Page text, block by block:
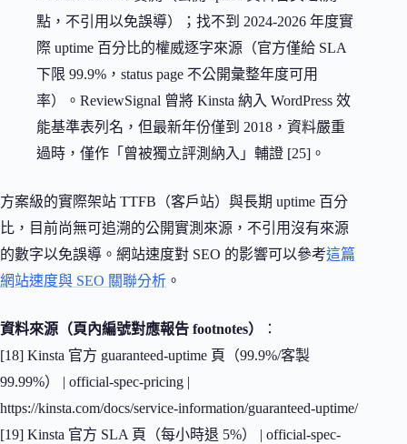
點，不引用以免誤導）；找不到 2024-2026 年度實
際 uptime 百分比的權威逐字來源（官方僅給 SLA
下限 99.9%，status page 不公開彙整年度可用
率）。ReviewSignal 曾將 Kinsta 納入 WordPress 效
能基準表列名，但最新年份僅到 2018，資料嚴重
過時，僅作「曾被獨立評測納入」輔證 [25]。
方案級的實際架站 TTFB（客戶站）與長期 uptime 百分
比，目前尚無可追溯的公開實測來源，不引用沒有來源
的數字以免誤導。網站速度對 SEO 的影響可以參考這篇
網站速度與 SEO 關聯分析 。
資料來源（頁內編號對應報告 footnotes）
：
[18] Kinsta 官方 guaranteed-uptime 頁（99.9%/客製
99.99%） | official-spec-pricing |
https://kinsta.com/docs/service-information/guaranteed-uptime/
[19] Kinsta 官方 SLA 頁（每小時退 5%） | official-spec-